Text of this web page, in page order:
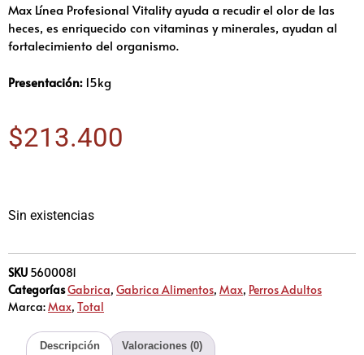
Max Línea Profesional Vitality ayuda a recudir el olor de las
heces, es enriquecido con vitaminas y minerales, ayudan al
fortalecimiento del organismo.
Presentación:15kg
$213.400
Sin existencias
SKU 5600081
CategoríasGabrica, Gabrica Alimentos, Max, Perros Adultos
Marca:Max, Total
Descripción Valoraciones (0)